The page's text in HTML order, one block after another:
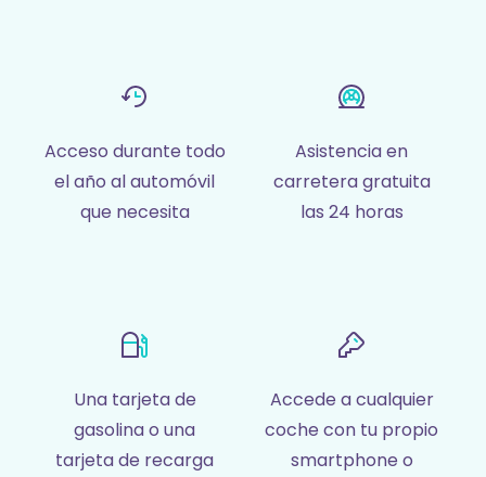
Acceso durante todo
el año al automóvil
que necesita
Asistencia en
carretera gratuita
las 24 horas
Una tarjeta de
gasolina o una
tarjeta de recarga
Accede a cualquier
coche con tu propio
smartphone o